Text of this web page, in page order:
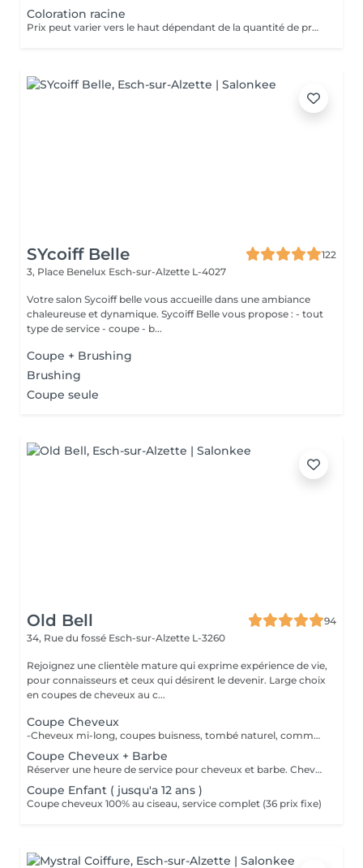
Coloration racine
Prix peut varier vers le haut dépendant de la quantité de produits finalement utilisées.
SYcoiff Belle
122
3, Place Benelux Esch-sur-Alzette L-4027
Votre salon Sycoiff belle vous accueille dans une ambiance
chaleureuse et dynamique. Sycoiff Belle vous propose : - tout
type de service - coupe - b...
Coupe + Brushing
Brushing
Coupe seule
Old Bell
94
34, Rue du fossé Esch-sur-Alzette L-3260
Rejoignez une clientèle mature qui exprime expérience de vie,
pour connaisseurs et ceux qui désirent le devenir. Large choix
en coupes de cheveux au c...
Coupe Cheveux
-Cheveux mi-long, coupes buisness, tombé naturel, communiquez élégance -Cheveux courts, découvrez nos dégradés fait à main -Cheveux long, laissez vous conseillez, le sur mesure vous attend 100% CISEAU
Coupe Cheveux + Barbe
Réserver une heure de service pour cheveux et barbe. Cheveux 100% ciseau, barbe mix ciseaux / tondeuse.
Coupe Enfant ( jusqu'a 12 ans )
Coupe cheveux 100% au ciseau, service complet (36 prix fixe)